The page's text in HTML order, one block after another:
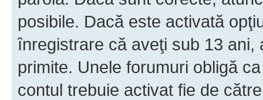
posibile. Dacă este activată
înregistrare că aveţi sub 13
primite. Unele forumuri obligă
contul trebuie activat fie de